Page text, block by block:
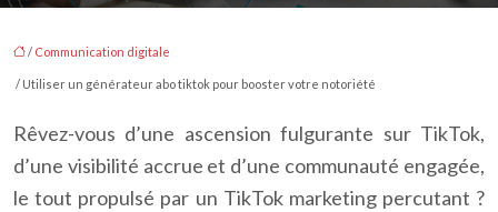
/ Communication digitale
/ Utiliser un générateur abo tiktok pour booster votre notoriété
Rêvez-vous d’une ascension fulgurante sur TikTok,
d’une visibilité accrue et d’une communauté engagée,
le tout propulsé par un TikTok marketing percutant ?